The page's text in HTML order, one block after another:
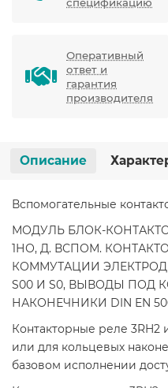
Оперативный
ответ и
гарантия
производителя
Описание
Вспомогательные
МОДУЛЬ БЛОК-
1НО, Д. ВСПОМ.
КОММУТАЦИИ
S00 И S0, ВЫВОДЫ ПОД
НАКОНЕЧНИКИ DIN EN
Контакторные реле
или для кольцевых
базовом исполнении